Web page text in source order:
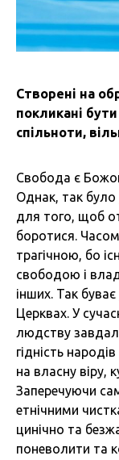
Створені на
покликані
спільноти,
Cвобода є
Однак, так
для того, щоб
боротися.
трагічною, бо
свободою і
інших. Так буває
Церквах. У
людству
гідність
на власну віру,
Заперечуючи
етнічними
цинічно та
поневолити та